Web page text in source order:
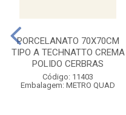
PORCELANATO 70X70CM
TIPO A TECHNATTO CREMA
POLIDO CERBRAS
Código: 11403
Embalagem: METRO QUAD